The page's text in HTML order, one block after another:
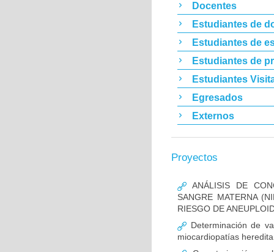
Docentes
Estudiantes de
Estudiantes de
Estudiantes de
Estudiantes
Egresados
Externos
Proyectos
ANÁLISIS DE
SANGRE MATERNA
RIESGO DE
Determinación de
miocardiopatías